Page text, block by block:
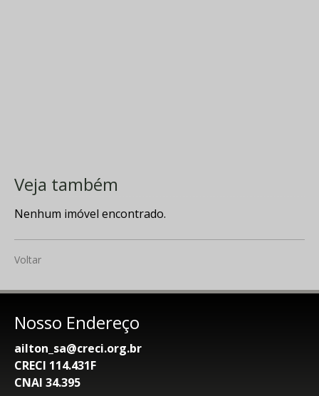
Veja também
Nenhum imóvel encontrado.
Voltar
Nosso Endereço
ailton_sa@creci.org.br
CRECI 114.431F
CNAI 34.395